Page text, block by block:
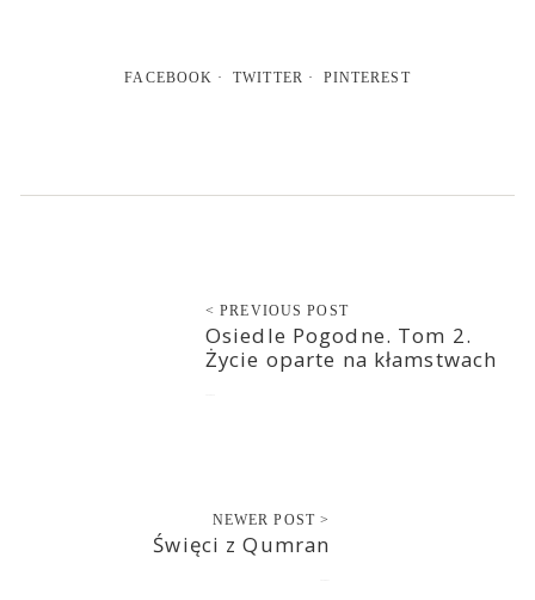
FACEBOOK TWITTER PINTEREST
< PREVIOUS POST
Osiedle Pogodne. Tom 2.
Życie oparte na kłamstwach
NEWER POST >
Święci z Qumran